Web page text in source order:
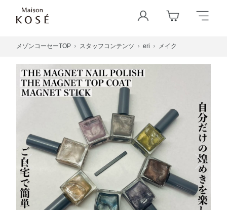
メゾンコーセーTOP スタッフコンテンツ eri メイク